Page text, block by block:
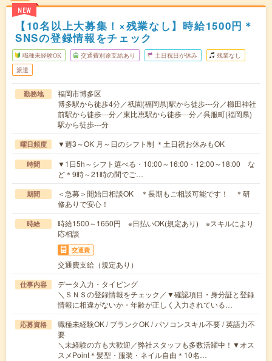
NEW
【10名以上大募集！×残業なし】時給1500円＊
SNSの登録情報をチェック
職種未経験OK 交通費別途支給あり 土日祝日が休み 残業なし
派遣
勤務地
福岡市博多区
博多駅から徒歩4分／祇園(福岡県)駅から徒歩---分／櫛田神社
前駅から徒歩---分／東比恵駅から徒歩---分／呉服町(福岡県)
駅から徒歩---分
曜日頻度 ▼週3～OK 月～日のシフト制 ＊土日祝お休みもOK
時間
▼1日5h～シフト選べる・10:00～16:00・12:00～18:00 な
ど＊9時～21時の間でご…
期間
＜急募＞開始日相談OK ＊長期もご相談可能です！ ＊研
修ありで安心！
時給
時給1500～1650円 ※日払いOK(規定あり) ※スキルにより
応相談
交通費
交通費支給（規定あり）
仕事内容
データ入力・タイピング
＼ＳＮＳの登録情報をチェック／▼確認項目・身分証と登録
情報に相違がないか・年齢が正しく入力されている…
応募資格
職種未経験OK / ブランクOK / パソコンスキル不要 / 英語力不
要
＼未経験の方も大歓迎／弊社スタッフも多数活躍中！▼オス
スメPoint＊髪型・服装・ネイル自由＊10名…